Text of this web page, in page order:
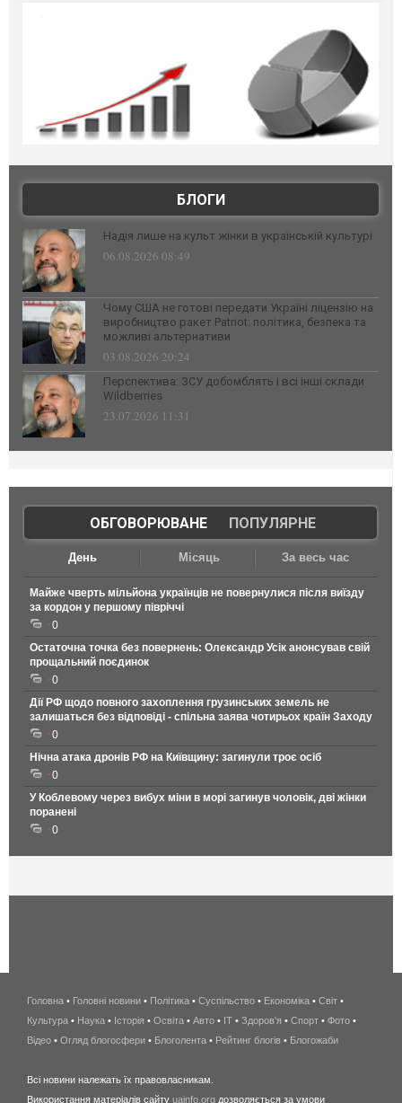
БЛОГИ
Надія лише на культ жінки в українській культурі
06.08.2026 08:49
Чому США не готові передати Україні ліцензію на
виробництво ракет Patriot: політика, безпека та
можливі альтернативи
03.08.2026 20:24
Перспектива: ЗСУ добомблять і всі інші склади
Wildberries
23.07.2026 11:31
ОБГОВОРЮВАНЕ| ПОПУЛЯРНЕ
День Місяць За весь час
Майже чверть мільйона українців не повернулися після виїзду
за кордон у першому півріччі
0
Остаточна точка без повернень: Олександр Усік анонсував свій
прощальний поєдинок
0
Дії РФ щодо повного захоплення грузинських земель не
залишаться без відповіді - спільна заява чотирьох країн Заходу
0
Нічна атака дронів РФ на Київщину: загинули троє осіб
0
У Коблевому через вибух міни в морі загинув чоловік, дві жінки
поранені
0
беспроводной
интернет
киев
wimax
Головна • Головні новини • Політика • Суспільство • Економіка • Світ •
Культура • Наука • Історія • Освіта • Авто • IT • Здоров'я • Спорт • Фото •
Відео • Огляд блогосфери • Блоголента • Рейтинг блогів • Блогожаби
Всі новини належать їх правовласникам.
Використання матеріалів сайту uainfo.org дозволяється за умови